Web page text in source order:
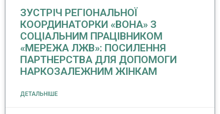
ЗУСТРІЧ РЕГІОНАЛЬНОЇ
КООРДИНАТОРКИ «ВОНА» З
СОЦІАЛЬНИМ ПРАЦІВНИКОМ
«МЕРЕЖА ЛЖВ»: ПОСИЛЕННЯ
ПАРТНЕРСТВА ДЛЯ ДОПОМОГИ
НАРКОЗАЛЕЖНИМ ЖІНКАМ
ДЕТАЛЬНІШЕ